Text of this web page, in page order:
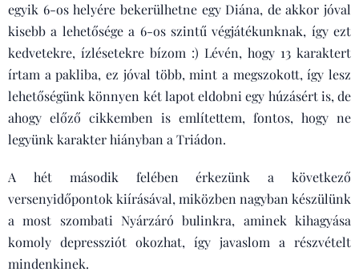
egyik 6-os helyére bekerülhetne egy Diána, de akkor jóval
kisebb a lehetősége a 6-os szintű végjátékunknak, így ezt
kedvetekre, ízlésetekre bízom :) Lévén, hogy 13 karaktert
írtam a pakliba, ez jóval több, mint a megszokott, így lesz
lehetőségünk könnyen két lapot eldobni egy húzásért is, de
ahogy előző cikkemben is említettem, fontos, hogy ne
legyünk karakter hiányban a Triádon.
A hét második felében érkezünk a következő
versenyidőpontok kiírásával, miközben nagyban készülünk
a most szombati Nyárzáró bulinkra, aminek kihagyása
komoly depressziót okozhat, így javaslom a részvételt
mindenkinek.